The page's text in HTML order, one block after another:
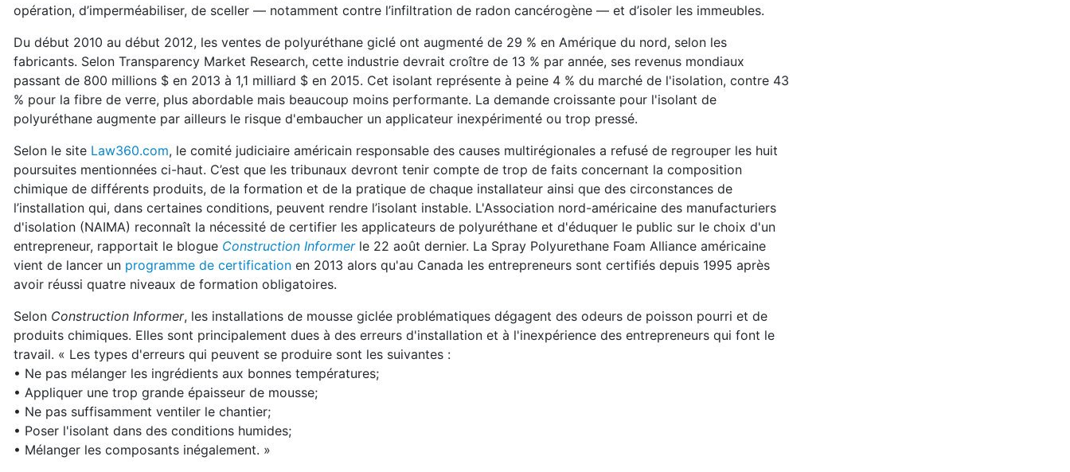
opération, d’imperméabiliser, de sceller — notamment contre l’infiltration de radon cancérogène — et d’isoler les immeubles.
Du début 2010 au début 2012, les ventes de polyuréthane giclé ont augmenté de 29 % en Amérique du nord, selon les
fabricants. Selon Transparency Market Research, cette industrie devrait croître de 13 % par année, ses revenus mondiaux
passant de 800 millions $ en 2013 à 1,1 milliard $ en 2015. Cet isolant représente à peine 4 % du marché de l'isolation, contre 43
% pour la fibre de verre, plus abordable mais beaucoup moins performante. La demande croissante pour l'isolant de
polyuréthane augmente par ailleurs le risque d'embaucher un applicateur inexpérimenté ou trop pressé.
Selon le site Law360.com, le comité judiciaire américain responsable des causes multirégionales a refusé de regrouper les huit
poursuites mentionnées ci-haut. C’est que les tribunaux devront tenir compte de trop de faits concernant la composition
chimique de différents produits, de la formation et de la pratique de chaque installateur ainsi que des circonstances de
l’installation qui, dans certaines conditions, peuvent rendre l’isolant instable. L'Association nord-américaine des manufacturiers
d'isolation (NAIMA) reconnaît la nécessité de certifier les applicateurs de polyuréthane et d'éduquer le public sur le choix d'un
entrepreneur, rapportait le blogue Construction Informer le 22 août dernier. La Spray Polyurethane Foam Alliance américaine
vient de lancer un programme de certification en 2013 alors qu'au Canada les entrepreneurs sont certifiés depuis 1995 après
avoir réussi quatre niveaux de formation obligatoires.
Selon Construction Informer, les installations de mousse giclée problématiques dégagent des odeurs de poisson pourri et de
produits chimiques. Elles sont principalement dues à des erreurs d'installation et à l'inexpérience des entrepreneurs qui font le
travail. « Les types d'erreurs qui peuvent se produire sont les suivantes :
• Ne pas mélanger les ingrédients aux bonnes températures;
• Appliquer une trop grande épaisseur de mousse;
• Ne pas suffisamment ventiler le chantier;
• Poser l'isolant dans des conditions humides;
• Mélanger les composants inégalement. »